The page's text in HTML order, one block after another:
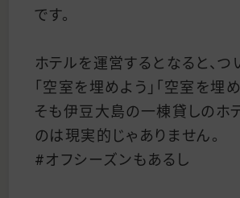
です。
ホテルを運営するとなると、つ
「空室を埋めよう」「空室を埋
そも伊豆大島の一棟貸しのホ
のは現実的じゃありません。
#オフシーズンもあるし